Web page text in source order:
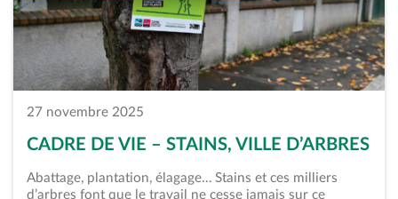
27 novembre 2025
CADRE DE VIE – STAINS, VILLE D’ARBRES
Abattage, plantation, élagage… Stains et ces milliers
d’arbres font que le travail ne cesse jamais sur ce